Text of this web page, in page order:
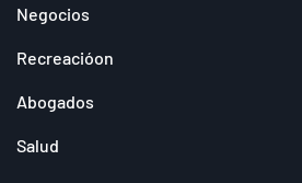
Negocios
Recreacióon
Abogados
Salud